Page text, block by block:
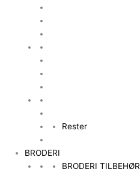
Rester
BRODERI
BRODERI TILBEHØR